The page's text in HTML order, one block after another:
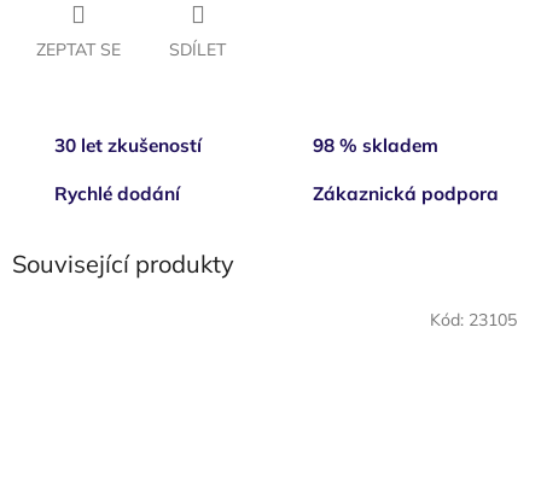
ZEPTAT SE SDÍLET
30 let zkušeností 98 % skladem
Rychlé dodání Zákaznická podpora
Související produkty
Kód: 23105